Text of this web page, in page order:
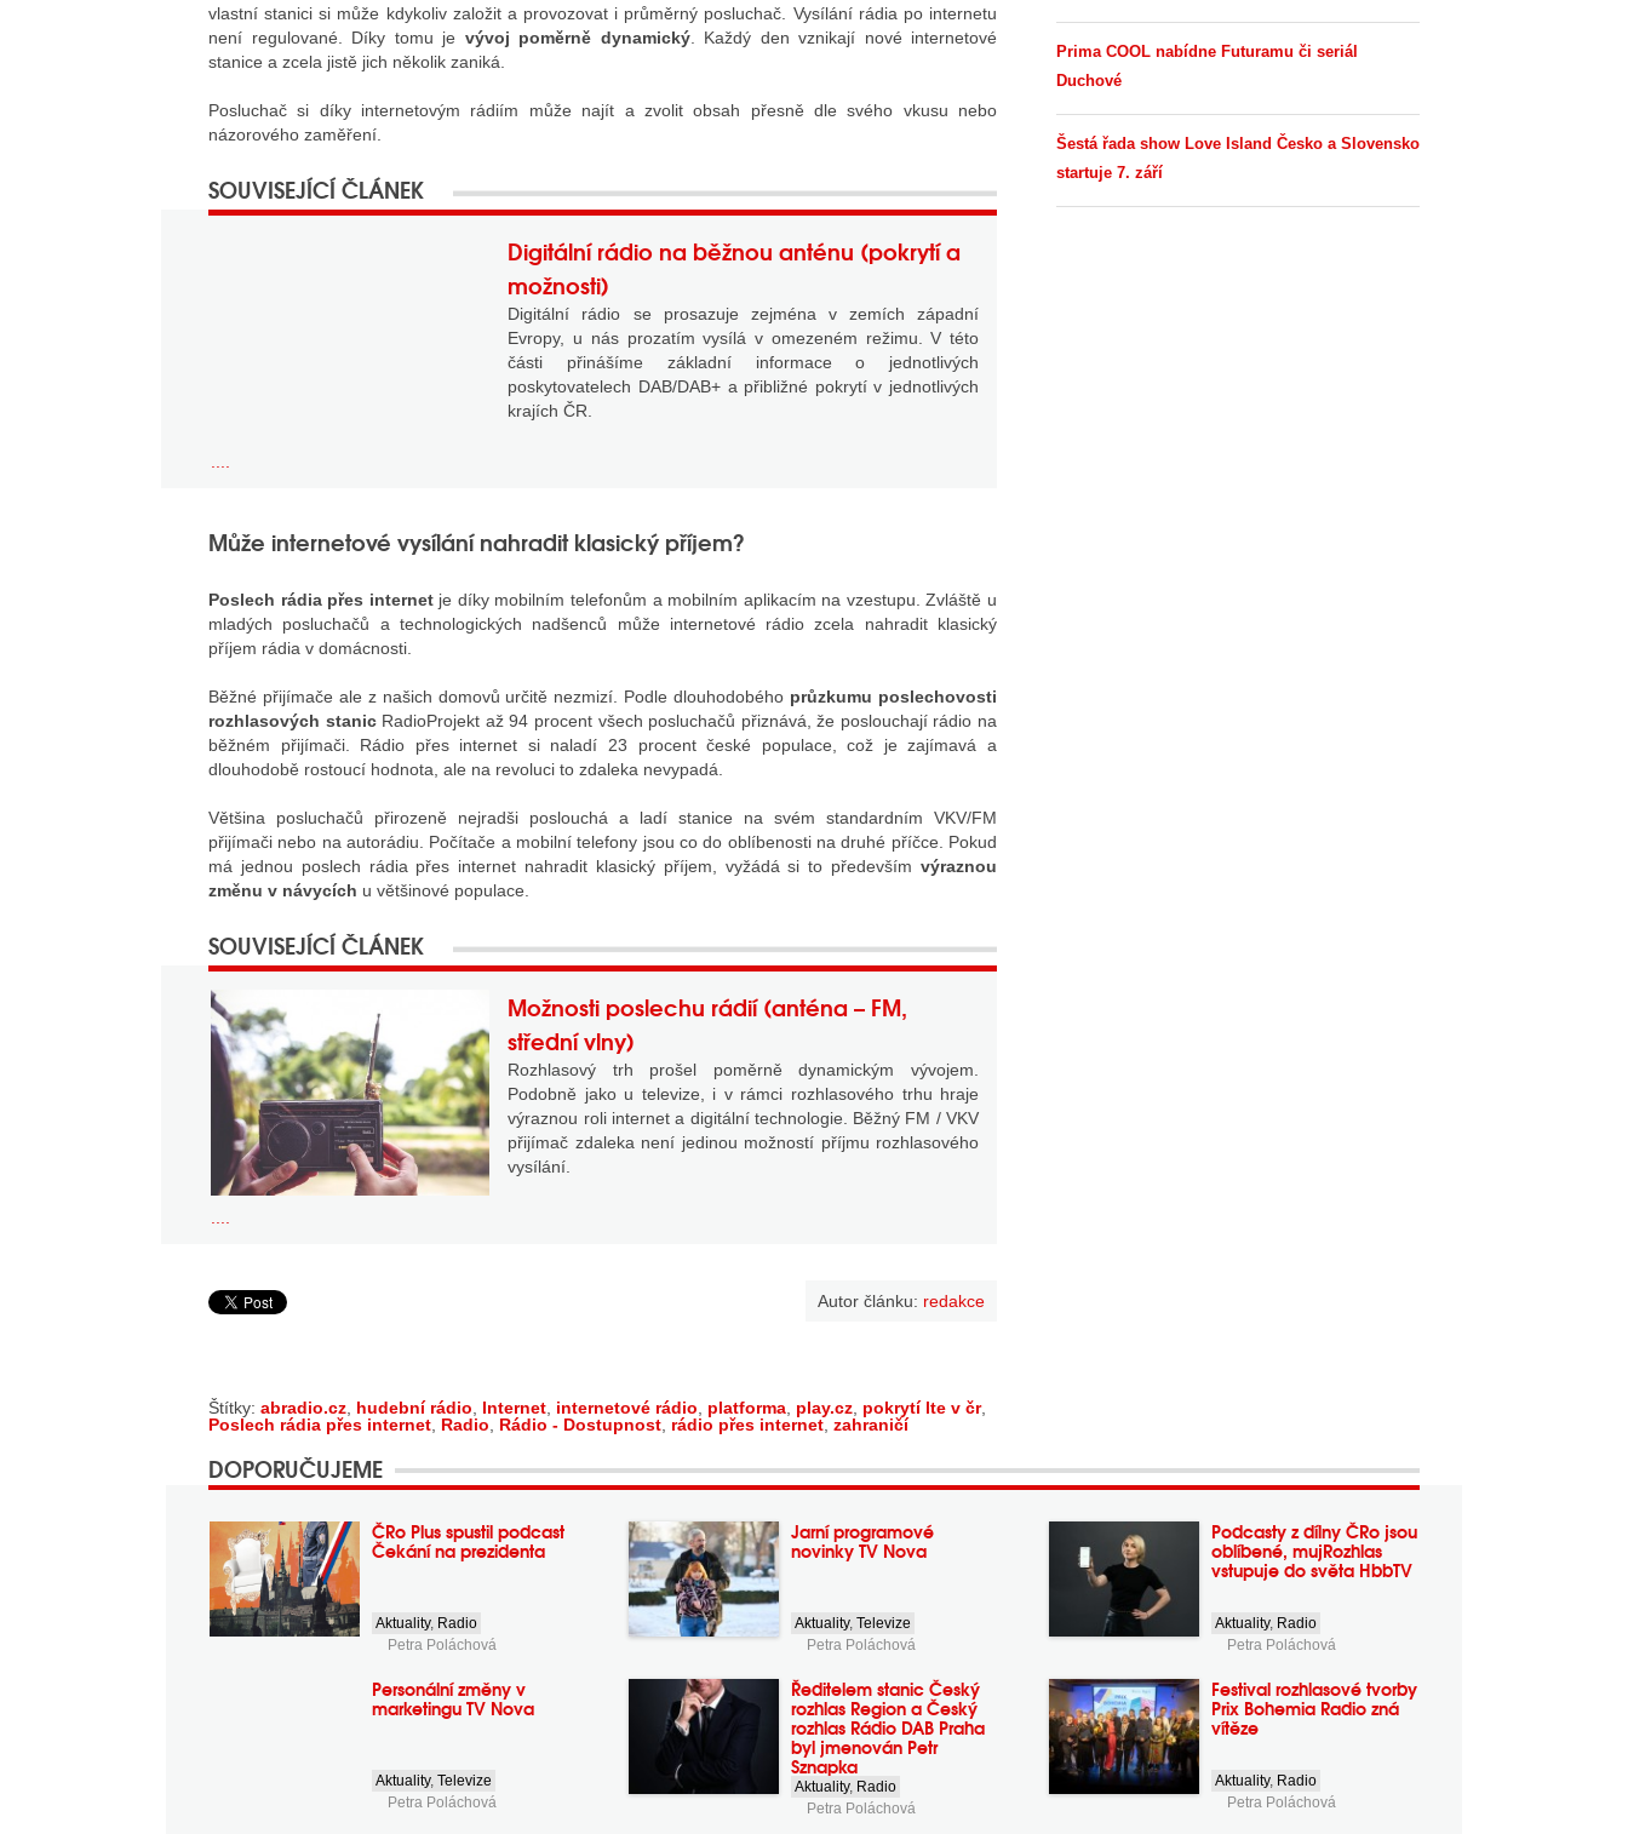
vlastní stanici si může kdykoliv založit a provozovat i průměrný posluchač. Vysílání rádia po internetu
není regulované. Díky tomu je vývoj poměrně dynamický. Každý den vznikají nové internetové
stanice a zcela jistě jich několik zaniká.
Posluchač si díky internetovým rádiím může najít a zvolit obsah přesně dle svého vkusu nebo
názorového zaměření.
Digitální rádio na běžnou anténu (pokrytí a
možnosti)
Digitální rádio se prosazuje zejména v zemích západní
Evropy, u nás prozatím vysílá v omezeném režimu. V této
části přinášíme základní informace o jednotlivých
poskytovatelech DAB/DAB+ a přibližné pokrytí v jednotlivých
krajích ČR.
Může internetové vysílání nahradit klasický příjem?
Poslech rádia přes internetje díky mobilním telefonům a mobilním aplikacím na vzestupu. Zvláště u
mladých posluchačů a technologických nadšenců může internetové rádio zcela nahradit klasický
příjem rádia v domácnosti.
Běžné přijímače ale z našich domovů určitě nezmizí. Podle dlouhodobého průzkumu poslechovosti
rozhlasových stanicRadioProjekt až 94 procent všech posluchačů přiznává, že poslouchají rádio na
běžném přijímači. Rádio přes internet si naladí 23 procent české populace, což je zajímavá a
dlouhodobě rostoucí hodnota, ale na revoluci to zdaleka nevypadá.
Většina posluchačů přirozeně nejradši poslouchá a ladí stanice na svém standardním VKV/FM
přijímači nebo na autorádiu. Počítače a mobilní telefony jsou co do oblíbenosti na druhé příčce. Pokud
má jednou poslech rádia přes internet nahradit klasický příjem, vyžádá si to předevšímvýraznou
změnu v návycích u většinové populace.
Možnosti poslechu rádií (anténa – FM,
střední vlny)
Rozhlasový trh prošel poměrně dynamickým vývojem.
Podobně jako u televize, i v rámci rozhlasového trhu hraje
výraznou roli internet a digitální technologie. Běžný FM / VKV
přijímač zdaleka není jedinou možností příjmu rozhlasového
vysílání.
Autor článku: redakce
Štítky: abradio.cz hudební rádio Internet internetové rádio platforma play.cz pokrytí lte v čr,
Poslech rádia přes internet Radio Rádio - Dostupnost rádio přes internet zahraničí
Prima COOL nabídne Futuramu či seriál
Duchové
Šestá řada show Love Island Česko a Slovensko
startuje 7. září
DOPORUČUJEME
ČRo Plus spustil podcast
Čekání na prezidenta
Aktuality, Radio
Petra Poláchová
Jarní programové
novinky TV Nova
Aktuality,Televize
Petra Poláchová
Podcasty z dílny ČRo jsou
oblíbené, mujRozhlas
vstupuje do světa HbbTV
Aktuality, Radio
Petra Poláchová
Personální změny v
marketingu TV Nova
Aktuality,Televize
Petra Poláchová
Ředitelem stanic Český
rozhlas Region a Český
rozhlas Rádio DAB Praha
byl jmenován Petr
Sznapka
Aktuality, Radio
Petra Poláchová
Festival rozhlasové tvorby
Prix Bohemia Radio zná
vítěze
Aktuality, Radio
Petra Poláchová